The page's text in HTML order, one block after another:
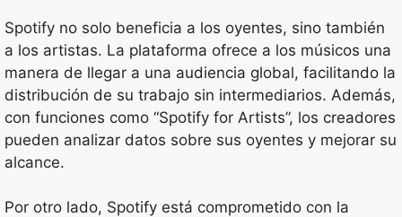
Spotify no solo beneficia a los oyentes, sino también
a los artistas. La plataforma ofrece a los músicos una
manera de llegar a una audiencia global, facilitando la
distribución de su trabajo sin intermediarios. Además,
con funciones como “Spotify for Artists”, los creadores
pueden analizar datos sobre sus oyentes y mejorar su
alcance.
Por otro lado, Spotify está comprometido con la